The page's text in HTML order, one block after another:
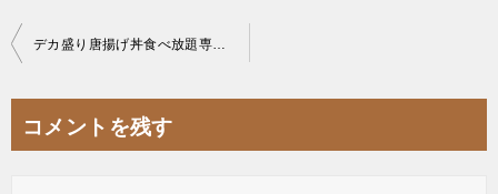
投
ビ
デカ盛り唐揚げ丼食べ放題専門店キッチンBUSストップ三郷駅前2号店タルタル唐揚げ
コメントを残す